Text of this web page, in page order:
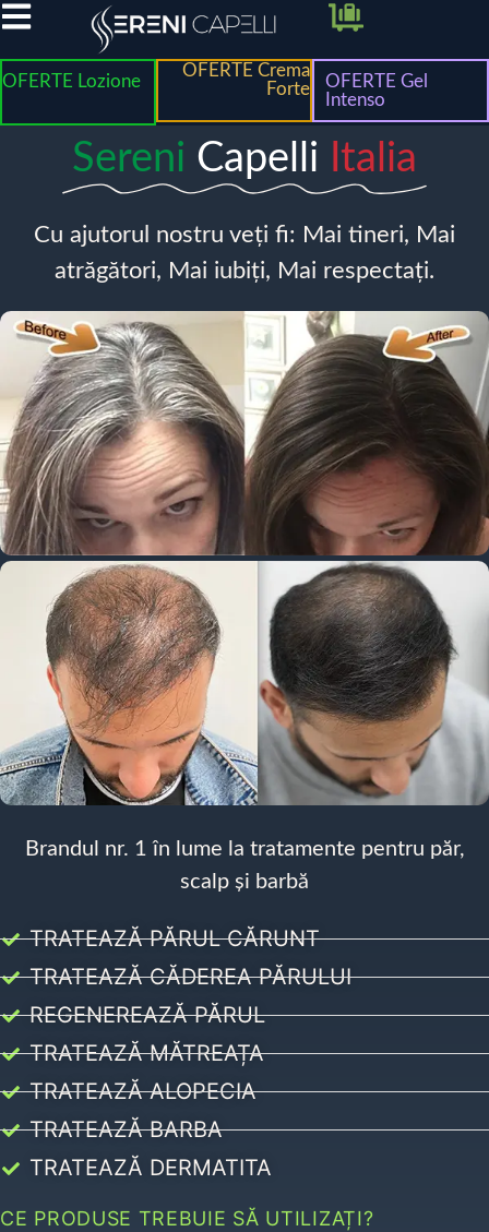
OFERTE Lozione
OFERTE Crema
Forte
OFERTE Gel
Intenso
Sereni Capelli Italia
Cu ajutorul nostru veți fi: Mai tineri, Mai
atrăgători, Mai iubiți, Mai respectați.
Brandul nr. 1 în lume la tratamente pentru păr,
scalp și barbă
TRATEAZĂ PĂRUL CĂRUNT
TRATEAZĂ CĂDEREA PĂRULUI
REGENEREAZĂ PĂRUL
TRATEAZĂ MĂTREAȚA
TRATEAZĂ ALOPECIA
TRATEAZĂ BARBA
TRATEAZĂ DERMATITA
CE PRODUSE TREBUIE SĂ UTILIZAȚI?